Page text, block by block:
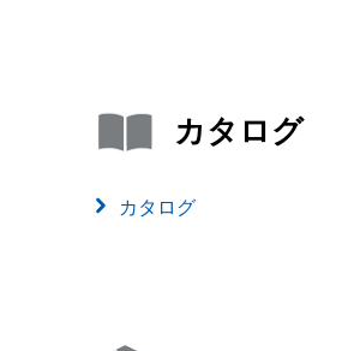
カタログ
カタログ